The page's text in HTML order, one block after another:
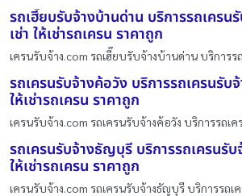
รถเฮี๊ยบรับจ้างบ้านด่าน บริการรถเครน
เช่า ให้เช่ารถเครน ราคาถูก
เครนรับจ้าง.com รถเฮี๊ยบรับจ้างบ้านด่าน บริการร
รถเครนรับจ้างค้อวัง บริการรถเครนรับจ้
ให้เช่ารถเครน ราคาถูก
เครนรับจ้าง.com รถเครนรับจ้างค้อวัง บริการรถเค
รถเครนรับจ้างธัญบุรี บริการรถเครนรับ
ให้เช่ารถเครน ราคาถูก
เครนรับจ้าง.com รถเครนรับจ้างธัญบุรี บริการรถเ